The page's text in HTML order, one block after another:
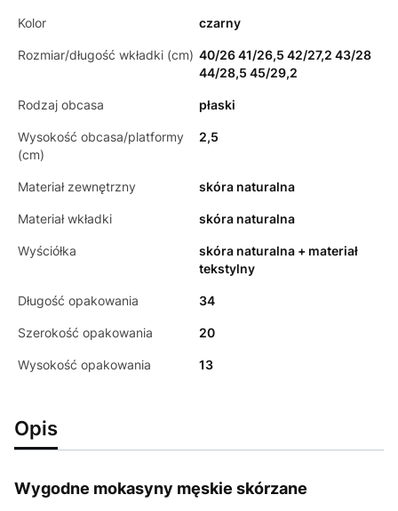
Kolor czarny
Rozmiar/długość wkładki (cm) 40/26 41/26,5 42/27,2 43/28
44/28,5 45/29,2
Rodzaj obcasa płaski
Wysokość obcasa/platformy
(cm)
2,5
Materiał zewnętrzny skóra naturalna
Materiał wkładki skóra naturalna
Wyściółka
skóra naturalna + materiał
tekstylny
Długość opakowania 34
Szerokość opakowania 20
Wysokość opakowania 13
Opis
Wygodne mokasyny męskie skórzane